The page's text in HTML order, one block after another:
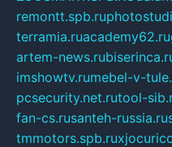
remontt.spb.ru
terramia.ruacademy62.ru
artem-news.ru
imshowtv.rumebel-v-
pcsecurity.net.rutool-
fan-cs.rusanteh-russia.ru
tmmotors.spb.ru